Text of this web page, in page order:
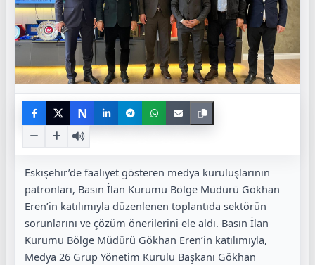
N
Eskişehir’de faaliyet gösteren medya kuruluşlarının
patronları, Basın İlan Kurumu Bölge Müdürü Gökhan
Eren’in katılımıyla düzenlenen toplantıda sektörün
sorunlarını ve çözüm önerilerini ele aldı. Basın İlan
Kurumu Bölge Müdürü Gökhan Eren’in katılımıyla,
Medya 26 Grup Yönetim Kurulu Başkanı Gökhan